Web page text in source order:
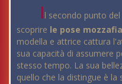
Il secondo punto
scoprire le pose
modella e attrice cattura
sua capacità di assumere
stesso tempo. La sua
quello che la distingue è la